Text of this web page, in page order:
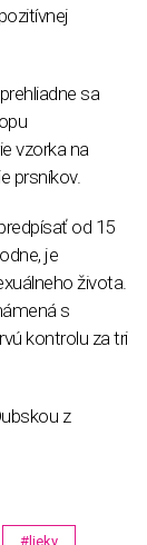
sa
vzorka na
prsníkov.
od 15
je
života.
s
kontrolu za tri
z
#lieky